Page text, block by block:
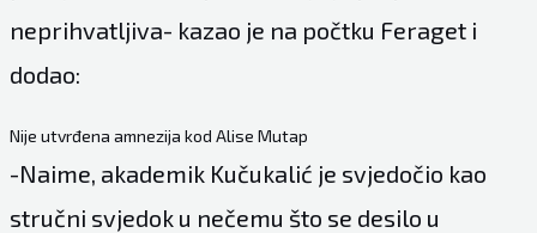
neprihvatljiva- kazao je na počtku Feraget i
dodao:
Nije utvrđena amnezija kod Alise Mutap
-Naime, akademik Kučukalić je svjedočio kao
stručni svjedok u nečemu što se desilo u